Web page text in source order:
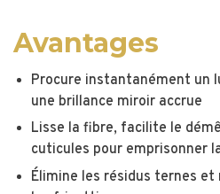
Avantages
Procure instantanément un
une brillance miroir accrue
Lisse la fibre, facilite le
cuticules pour emprisonner
Élimine les résidus ternes